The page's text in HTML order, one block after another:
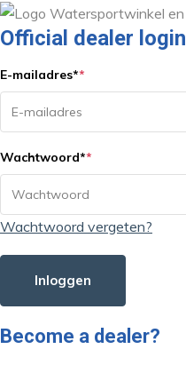
Official dealer login
E-mailadres**
Wachtwoord**
Wachtwoord vergeten?
Inloggen
Become a dealer?